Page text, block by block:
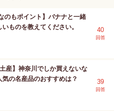
のもポイント】バナナと一緒
ものを教えてください。
40
回答
土産】神奈川でしか買えないな
気の名産品のおすすめは？
39
回答